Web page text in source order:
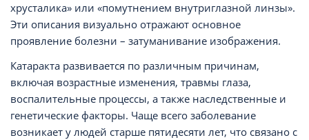
хрусталика» или «помутнением внутриглазной линзы».
Эти описания визуально отражают основное
проявление болезни – затуманивание изображения.
Катаракта развивается по различным причинам,
включая возрастные изменения, травмы глаза,
воспалительные процессы, а также наследственные и
генетические факторы. Чаще всего заболевание
возникает у людей старше пятидесяти лет, что связано с